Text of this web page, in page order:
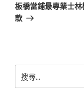
一
篇
板橋當鋪最專業士
款
尋